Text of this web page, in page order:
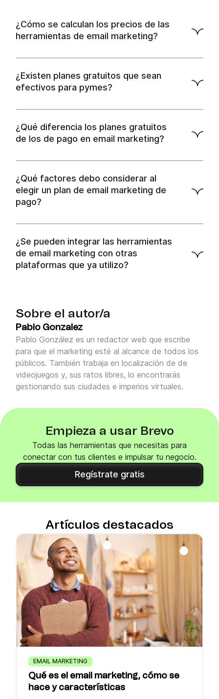
¿Cómo se calculan los precios de las
herramientas de email marketing?
de la
cantidad de emails enviados al mes
¿Existen planes gratuitos que sean
efectivos para pymes?
planes gratuitos
¿Qué diferencia los planes gratuitos
de los de pago en email marketing?
¿Qué factores debo considerar al
elegir un plan de email marketing de
pago?
tamaño de tu lista de contactos, elvolumen de
emails que planeas enviar , lasfunciones
avanzadasque necesitas (como automatización,
segmentación o pruebas A/B), y el
cliente
que ofrece la plataforma. Es importante
¿Se pueden integrar las herramientas
de email marketing con otras
plataformas que ya utilizo?
como CRMs, sistemas de ecommerce (Shopify,
WooCommerce, etc.), herramientas de análisis web
y redes sociales. Estas integraciones son clave
para optimizar tus flujos de trabajo y tener una
visión unificada de tus clientes y campañas.
Sobre el autor/a
Pablo Gonzalez
Pablo González es un redactor web que escribe
para que el marketing esté al alcance de todos los
públicos. También trabaja en localización de de
videojuegos y, sus ratos libres, lo encontrarás
gestionando sus ciudades e imperios virtuales.
Empieza a usar Brevo
Todas las herramientas que necesitas para
conectar con tus clientes e impulsar tu negocio.
Regístrate gratis
Artículos destacados
EMAIL MARKETING
Qué es el email marketing, cómo se
hace y características